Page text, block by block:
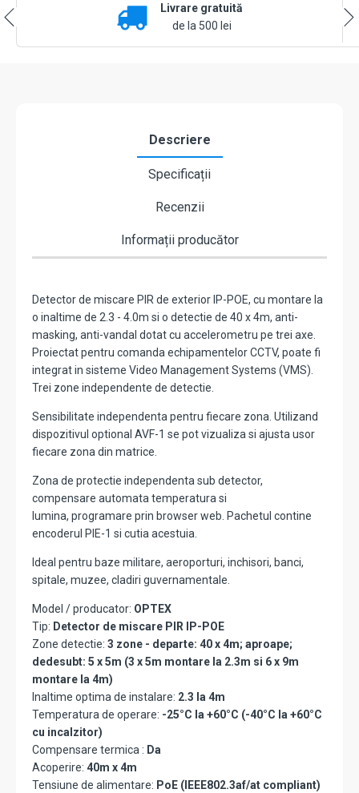
Livrare gratuită
de la 500 lei
Descriere
Specificații
Recenzii
Informații producător
Detector de miscare PIR de exterior IP-POE, cu montare la
o inaltime de 2.3 - 4.0m si o detectie de 40 x 4m, anti-
masking, anti-vandal dotat cu accelerometru pe trei axe.
Proiectat pentru comanda echipamentelor CCTV, poate fi
integrat in sisteme Video Management Systems (VMS).
Trei zone independente de detectie.
Sensibilitate independenta pentru fiecare zona. Utilizand
dispozitivul optional AVF-1 se pot vizualiza si ajusta usor
fiecare zona din matrice.
Zona de protectie independenta sub detector,
compensare automata temperatura si
lumina, programare prin browser web. Pachetul contine
encoderul PIE-1 si cutia acestuia.
Ideal pentru baze militare, aeroporturi, inchisori, banci,
spitale, muzee, cladiri guvernamentale.
Model / producator: OPTEX
Tip: Detector de miscare PIR IP-POE
Zone detectie: 3 zone - departe: 40 x 4m; aproape;
dedesubt: 5 x 5m (3 x 5m montare la 2.3m si 6 x 9m
montare la 4m)
Inaltime optima de instalare: 2.3 la 4m
Temperatura de operare: -25°C la +60°C (-40°C la +60°C
cu incalzitor)
Compensare termica : Da
Acoperire: 40m x 4m
Tensiune de alimentare: PoE (IEEE802.3af/at compliant)